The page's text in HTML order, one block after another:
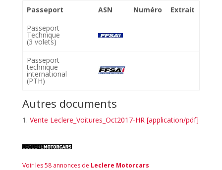
Passeport ASN Numéro
Extrait
Passeport
Technique
(3 volets)
Passeport
technique
international
(PTH)
Autres documents
Vente Leclere_Voitures_Oct2017-HR [application/pdf]
Voir les 58 annonces de Leclere Motorcars